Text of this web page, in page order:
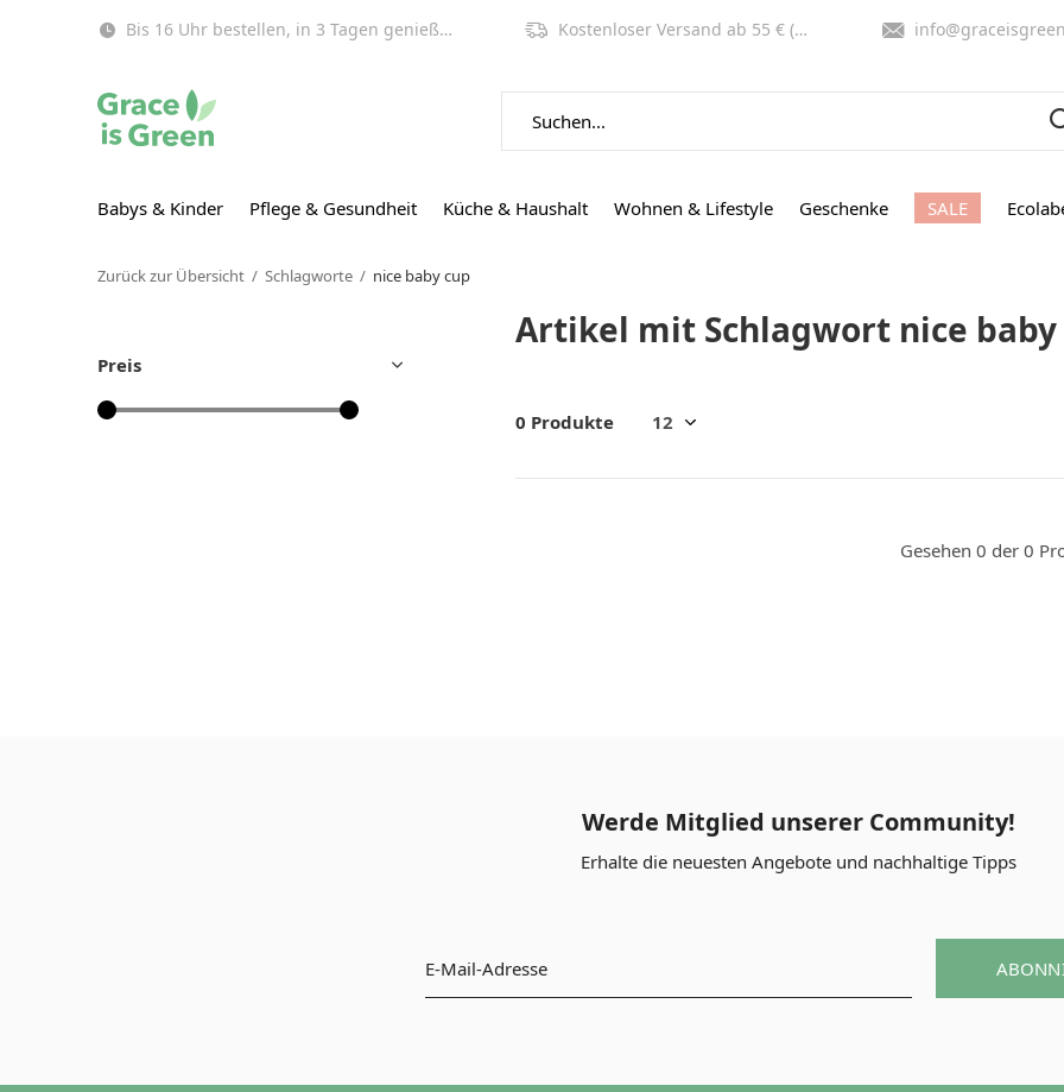
Babys & Kinder Pflege & Gesundheit Küche & Haushalt Wohnen & Lifestyle Geschenke SALE
Bis 16 Uhr bestellen, in 3 Tagen genießen (EU)! Kostenloser Versand ab 55 € (NL, BE) info@graceisgreen.com
Zurück zur Übersicht Schlagworte nice baby cup
Artikel mit Schlagwort nice baby
0 Produkte
Gesehen 0 der 0
Preis
Werde Mitglied unserer Community!
Erhalte die neuesten Angebote und nachhaltige Tipps